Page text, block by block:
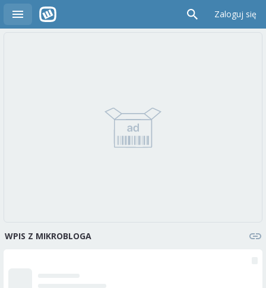
Zaloguj się
WPIS Z MIKROBLOGA